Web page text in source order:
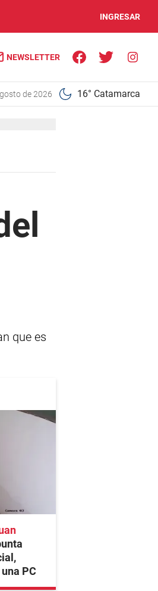
INGRESAR
NEWSLETTER
de 2026 16° Catamarca
que es
PC